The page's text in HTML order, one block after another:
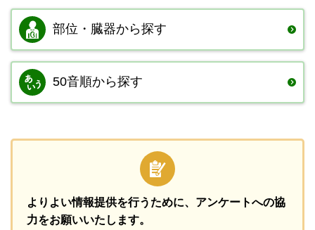
部位・臓器から探す
50音順から探す
よりよい情報提供を行うために、 アンケートへの協
力をお願いいたします。